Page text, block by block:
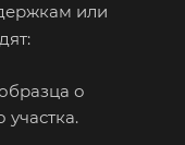
или
о
участка.